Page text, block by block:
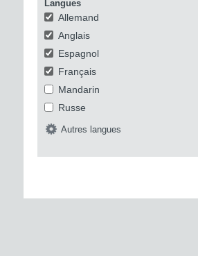
Langues
Allemand
Anglais
Espagnol
Français
Mandarin
Russe
Autres langues